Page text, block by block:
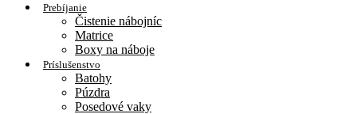
Prebíjanie
Čistenie nábojníc
Matrice
Boxy na náboje
Príslušenstvo
Batohy
Púzdra
Posedové vaky